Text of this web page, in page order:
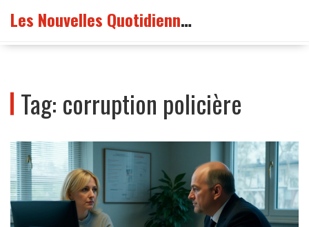
Les Nouvelles Quotidiennes France
Tag: corruption policière